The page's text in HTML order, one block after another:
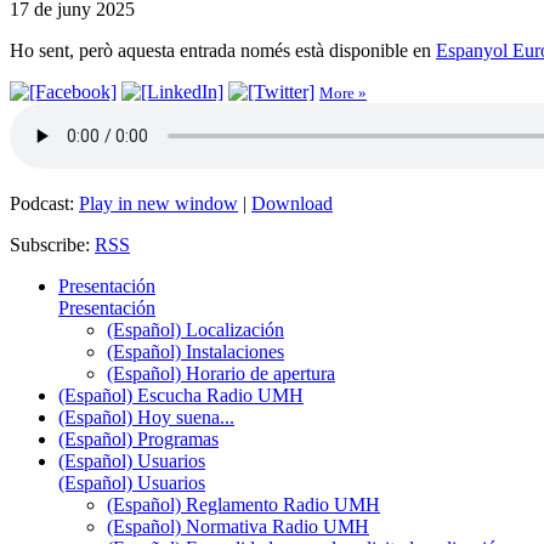
17 de juny 2025
Ho sent, però aquesta entrada només està disponible en Espanyol
More »
Podcast: Play in new window | Download
Subscribe: RSS
Presentación
Presentación
(Español) Localización
(Español) Instalaciones
(Español) Horario de apertura
(Español) Escucha Radio UMH
(Español) Hoy suena...
(Español) Programas
(Español) Usuarios
(Español) Usuarios
(Español) Reglamento Radio UMH
(Español) Normativa Radio UMH